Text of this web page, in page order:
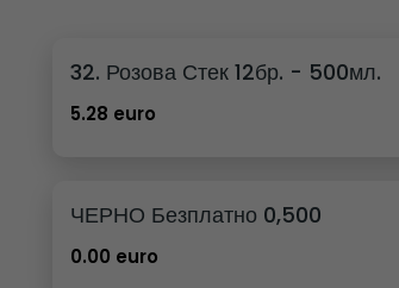
32. Розова Стек 12бр. - 500мл.
5.28 euro
ЧЕРНО Безплатно 0,500
0.00 euro